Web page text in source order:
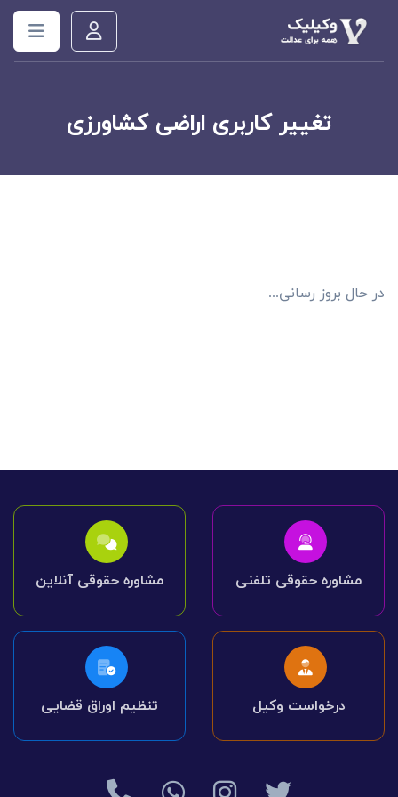
تغییر کاربری اراضی کشاورزی
در حال بروز رسانی...
مشاوره حقوقی تلفنی مشاوره حقوقی آنلاین
درخواست وکیل تنظیم اوراق قضایی